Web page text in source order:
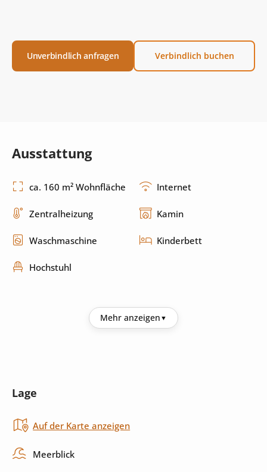
Unverbindlich anfragen Verbindlich buchen
Ausstattung
ca. 160 m² Wohnfläche Internet
Zentralheizung Kamin
Waschmaschine Kinderbett
Hochstuhl
Spülmaschine
Außenbereich
Mehr anzeigen
Lage
Auf der Karte anzeigen
Meerblick